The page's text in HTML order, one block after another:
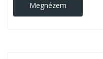
Megnézem